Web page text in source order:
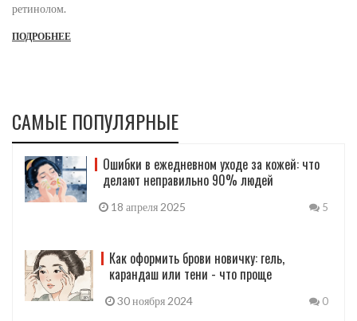
ретинолом.
ПОДРОБНЕЕ
САМЫЕ ПОПУЛЯРНЫЕ
Ошибки в ежедневном уходе за кожей: что
делают неправильно 90% людей
18 апреля 2025 5
Как оформить брови новичку: гель,
карандаш или тени - что проще
30 ноября 2024 0